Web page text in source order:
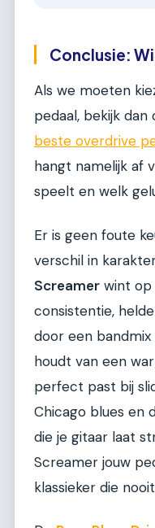
Conclusie:
Als we moeten
pedaal, bekijk dan
beste overdrive
hangt namelijk af
speelt en welk
Er is geen foute
verschil in
Screamer wint op
consistentie,
door een bandmix
houdt van een
perfect past bij
Chicago blues en
die je gitaar laat
Screamer jouw
klassieker die